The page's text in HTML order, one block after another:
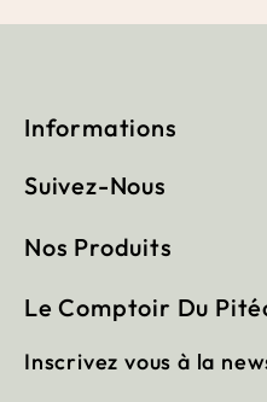
Informations
Suivez-Nous
Nos Produits
Le Comptoir Du
Inscrivez vous à la